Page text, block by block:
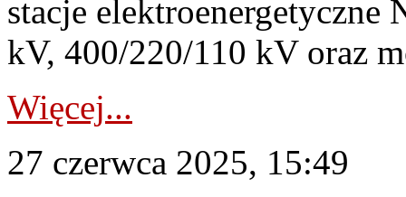
stacje
kV, 400/220/110 kV oraz
Więcej...
27 czerwca 2025, 15:49